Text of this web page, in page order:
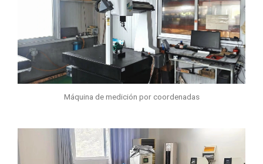
Máquina de medición por coordenadas